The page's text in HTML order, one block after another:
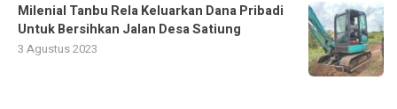
Milenial Tanbu Rela Keluarkan Dana Pribadi
Untuk Bersihkan Jalan Desa Satiung
3 Agustus 2023